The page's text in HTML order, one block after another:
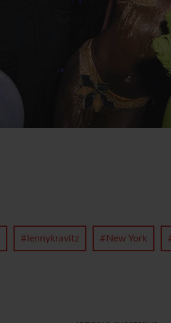
lennykravitz New York